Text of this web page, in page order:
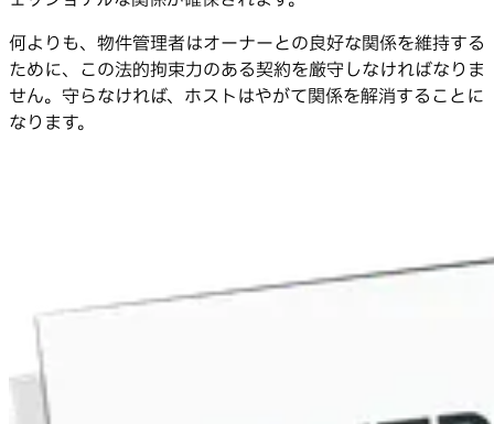
何よりも、物件管理者はオーナーとの良好な関係を維持する
ために、この法的拘束力のある契約を厳守しなければなりま
せん。守らなければ、ホストはやがて関係を解消することに
なります。